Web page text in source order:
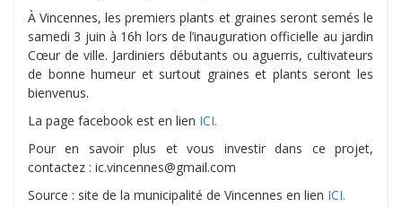
À Vincennes, les premiers plants et graines seront semés le
samedi 3 juin à 16h lors de l’inauguration officielle au jardin
Cœur de ville. Jardiniers débutants ou aguerris, cultivateurs
de bonne humeur et surtout graines et plants seront les
bienvenus.
La page facebook est en lien ICI.
Pour en savoir plus et vous investir dans ce projet,
contactez : ic.vincennes@gmail.com
Source : site de la municipalité de Vincennes en lien ICI.